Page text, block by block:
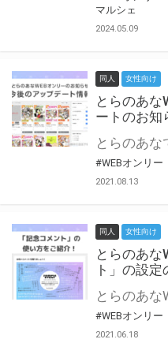
マルシェ
2024.05.09
同人 女性向け
とらのあな
ートのお知
#WEBオンリー
2021.08.13
同人 女性向け
とらのあな
ト」の設
#WEBオンリー
2021.06.18